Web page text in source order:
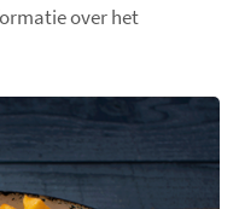
over het